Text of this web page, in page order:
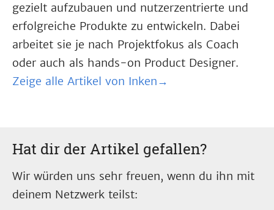
gezielt aufzubauen und nutzerzentrierte und
erfolgreiche Produkte zu entwickeln. Dabei
arbeitet sie je nach Projektfokus als Coach
oder auch als hands-on Product Designer.
Zeige alle Artikel von Inken→
Hat dir der Artikel gefallen?
Wir würden uns sehr freuen, wenn du ihn mit
deinem Netzwerk teilst: